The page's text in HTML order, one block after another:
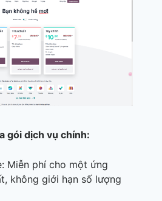
gói dịch vụ chính:​
Miễn phí cho một ứng
không giới hạn số lượng